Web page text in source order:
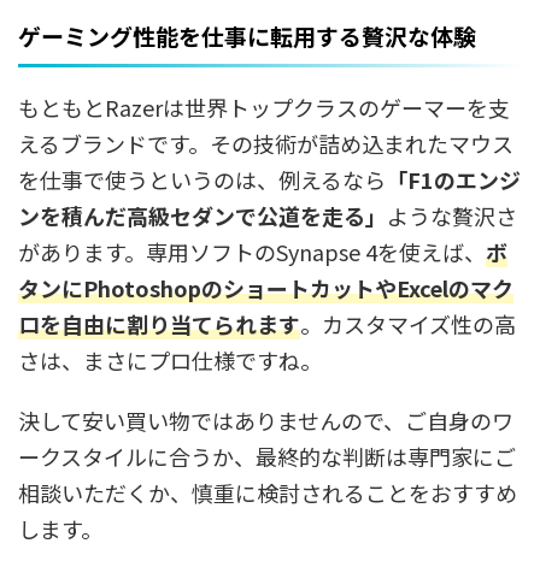
ゲーミング性能を仕事に転用する贅沢な体験
もともとRazerは世界トップクラスのゲーマーを支
えるブランドです。その技術が詰め込まれたマウス
を仕事で使うというのは、例えるなら 「F1のエンジ
ンを積んだ高級セダンで公道を走る」 ような贅沢さ
があります。専用ソフトのSynapse 4を使えば、 ボ
タンにPhotoshopのショートカットやExcelのマク
ロを自由に割り当てられます。カスタマイズ性の高
さは、まさにプロ仕様ですね。
決して安い買い物ではありませんので、ご自身のワ
ークスタイルに合うか、最終的な判断は専門家にご
相談いただくか、慎重に検討されることをおすすめ
します。